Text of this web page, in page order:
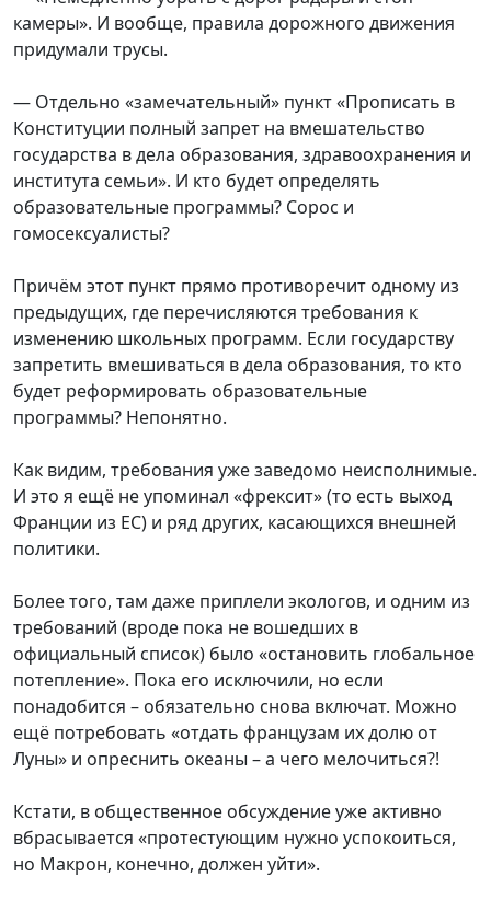
камеры». И вообще, правила дорожного движения
придумали трусы.
— Отдельно «замечательный» пункт «Прописать в
Конституции полный запрет на вмешательство
государства в дела образования, здравоохранения и
института семьи». И кто будет определять
образовательные программы? Сорос и
гомосексуалисты?
Причём этот пункт прямо противоречит одному из
предыдущих, где перечисляются требования к
изменению школьных программ. Если государству
запретить вмешиваться в дела образования, то кто
будет реформировать образовательные
программы? Непонятно.
Как видим, требования уже заведомо неисполнимые.
И это я ещё не упоминал «фрексит» (то есть выход
Франции из ЕС) и ряд других, касающихся внешней
политики.
Более того, там даже приплели экологов, и одним из
требований (вроде пока не вошедших в
официальный список) было «остановить глобальное
потепление». Пока его исключили, но если
понадобится – обязательно снова включат. Можно
ещё потребовать «отдать французам их долю от
Луны» и опреснить океаны – а чего мелочиться?!
Кстати, в общественное обсуждение уже активно
вбрасывается «протестующим нужно успокоиться,
но Макрон, конечно, должен уйти».